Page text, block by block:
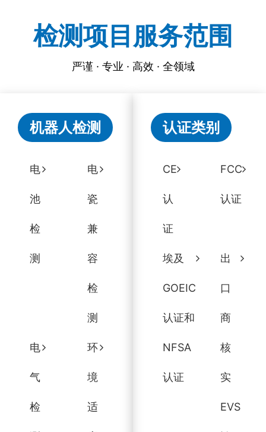
检测项目服务范围
严谨 · 专业 · 高效 · 全领域
机器人检测
电
池
检
测
电
瓷
兼
容
检
测
电
气
检
环
境
适
认证类别
CE
认
证
FCC
认证
埃及
GOEIC
认证和
NFSA
认证
出
口
商
核
实
EVS